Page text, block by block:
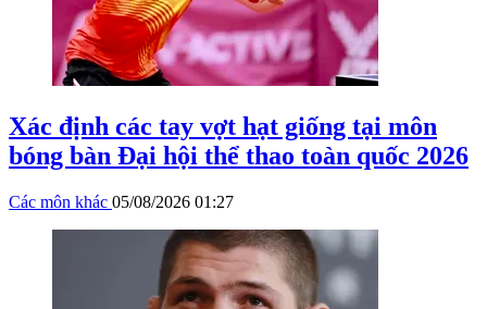
Xác định các tay vợt hạt giống tại môn
bóng bàn Đại hội thể thao toàn quốc 2026
Các môn khác 05/08/2026 01:27